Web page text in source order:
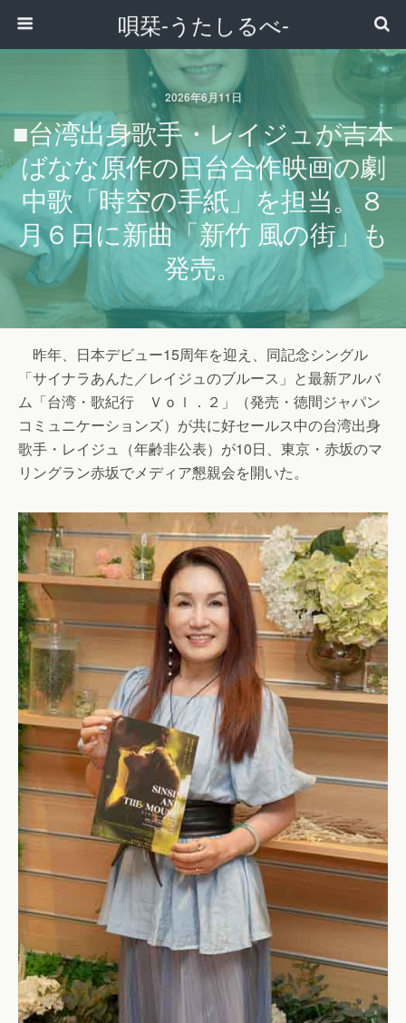
唄栞-うたしるべ-
2026年6月11日
■台湾出身歌手・レイジュが吉本
ばなな原作の日台合作映画の劇
中歌「時空の手紙」を担当。８
月６日に新曲「新竹 風の街」も
発売。
昨年、日本デビュー15周年を迎え、同記念シングル
「サイナラあんた／レイジュのブルース」と最新アルバ
ム「台湾・歌紀行 Ｖｏｌ．２」（発売・徳間ジャパン
コミュニケーションズ）が共に好セールス中の台湾出身
歌手・レイジュ（年齢非公表）が10日、東京・赤坂のマ
リングラン赤坂でメディア懇親会を開いた。